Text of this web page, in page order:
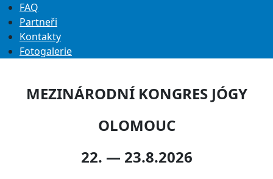
FAQ
Partneři
Kontakty
Fotogalerie
MEZINÁRODNÍ KONGRES JÓGY
OLOMOUC
22. — 23.8.2026